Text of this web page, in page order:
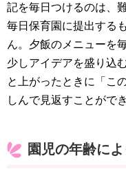
記を毎日つけるのは、
毎日保育園に提出する
ん。夕飯のメニューを
少しアイデアを盛り込
と上がったときに「こ
しんで見返すことがで
園児の年齢に